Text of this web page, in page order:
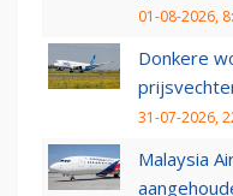
01-08-2026,
Donkere
31-07-2026,
Malaysia